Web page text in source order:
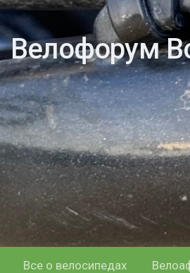
Велофорум
Все о велосипедах